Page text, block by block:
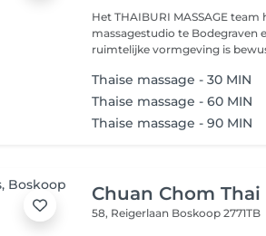
Het THAIBURI MASSAGE
massagestudio te Bodegraven
ruimtelijke vormgeving is
Thaise massage - 30 MIN
Thaise massage - 60 MIN
Thaise massage - 90 MIN
Chuan Chom Thai
58, Reigerlaan Boskoop 2771TB